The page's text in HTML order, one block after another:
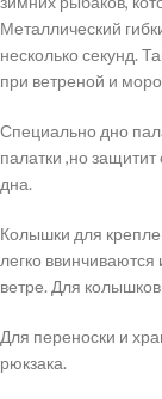
Металлический
несколько секунд.
при ветреной и
Специально дно
палатки ,но защитит
дна.
Колышки для
легко
ветре. Для
Для переноски и
рюкзака.